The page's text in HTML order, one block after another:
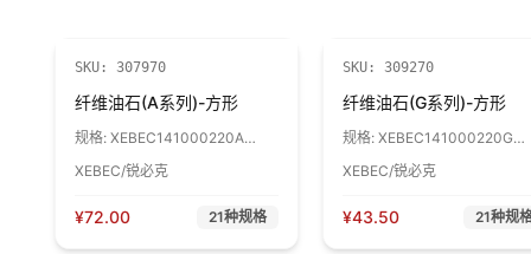
SKU: 307970
纤维油石(A系列)-方形
规格: XEBEC141000220A
XEBEC/锐必克
¥72.00 21种规格
SKU: 309270
纤维油石(G系列)-方形
规格: XEBEC141000220G
XEBEC/锐必克
¥43.50 21种规